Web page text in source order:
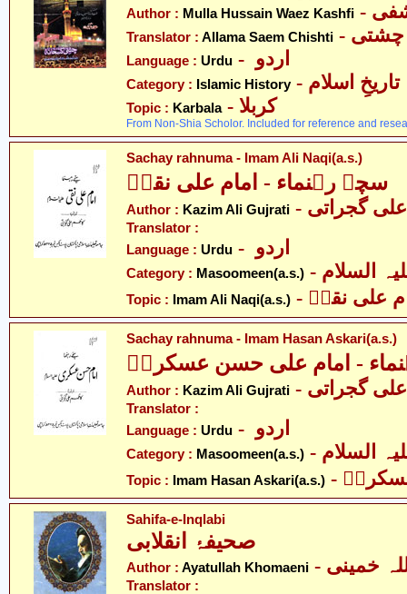
Author : Mulla Hussain Waez Kashfi
Translator : Allama Saem Chishti چشتی
Language : Urdu
Category : Islamic History - تاریخِ اسلام
Topic : Karbala - کربلا
From Non-Shia Scholor. Included for reference and
Sachay rahnuma - Imam Ali Naqi(a.s.)
سچے رہنماء - امام علی نقیؑ
Author : Kazim Ali Gujrati گجراتی
Translator :
Language : Urdu
Category : Masoomeen(a.s.)
Topic : Imam Ali Naqi(a.s.) علی نقیؑ
Sachay rahnuma - Imam Hasan Askari(a.s.)
- امام علی حسن عسکریؑ
Author : Kazim Ali Gujrati گجراتی
Translator :
Language : Urdu
Category : Masoomeen(a.s.)
Topic : Imam Hasan Askari(a.s.)
Sahifa-e-Inqlabi
صحیفۂ انقلابی
Author : Ayatullah Khomaeni خمینی
Translator :